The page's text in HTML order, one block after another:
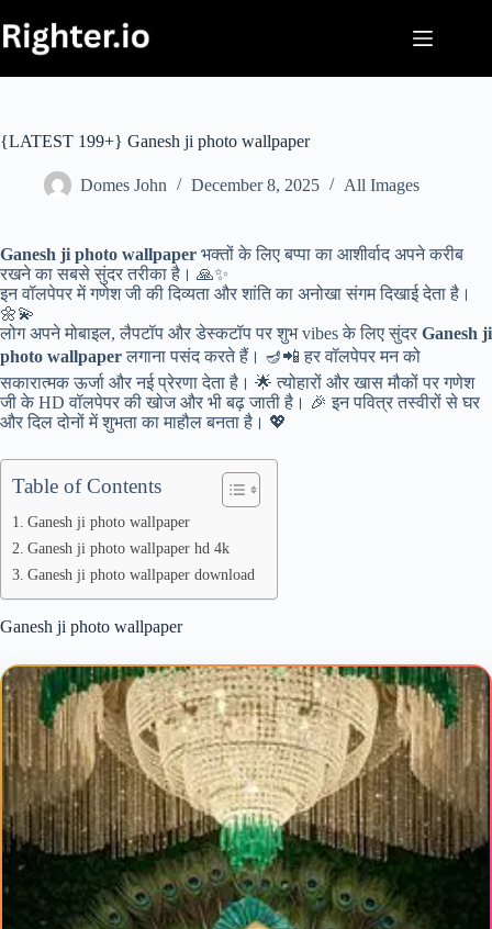
to
content
{LATEST 199+} Ganesh ji photo wallpaper
Domes John December 8, 2025 All Images
Ganesh ji photo wallpaper भक्तों के लिए बप्पा का आशीर्वाद अपने करीब
रखने का सबसे सुंदर तरीका है। 🙏✨
इन वॉलपेपर में गणेश जी की दिव्यता और शांति का अनोखा संगम दिखाई देता है।
🌼💫
लोग अपने मोबाइल, लैपटॉप और डेस्कटॉप पर शुभ vibes के लिए सुंदर Ganesh ji
photo wallpaperलगाना पसंद करते हैं। 🪔📲 हर वॉलपेपर मन को
सकारात्मक ऊर्जा और नई प्रेरणा देता है। 🌟 त्योहारों और खास मौकों पर गणेश
जी के HD वॉलपेपर की खोज और भी बढ़ जाती है। 🎉 इन पवित्र तस्वीरों से घर
और दिल दोनों में शुभता का माहौल बनता है। 💖
Table of Contents
Ganesh ji photo wallpaper
Ganesh ji photo wallpaper hd 4k
Ganesh ji photo wallpaper download
Ganesh ji photo wallpaper